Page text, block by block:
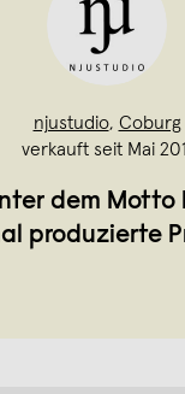
njustudio, Coburg
verkauft seit Mai
dem Motto
produzierte